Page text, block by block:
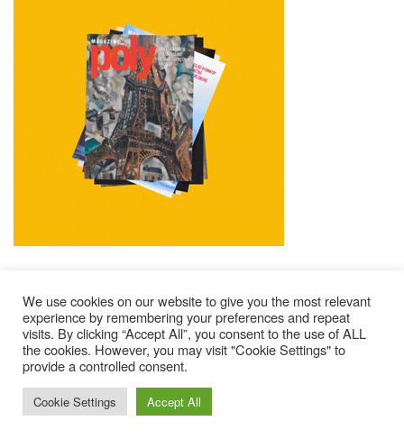
Mentions Légales Contacts
Où Trouver Poly ?
Lire Les Anciens N°
S’abonner À Poly
© 2025 – Magazine Poly – BKN
We use cookies on our website to give you the most relevant
experience by remembering your preferences and repeat
visits. By clicking “Accept All”, you consent to the use of ALL
the cookies. However, you may visit "Cookie Settings" to
provide a controlled consent.
Cookie Settings Accept All